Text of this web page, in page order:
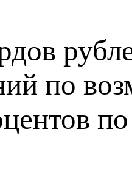
по